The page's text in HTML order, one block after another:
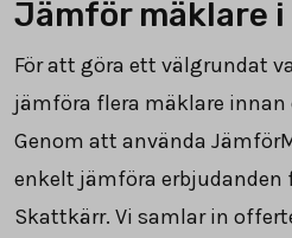
Jämför mäklare
För att göra ett välgrundat
jämföra flera mäklare innan
Genom att använda
enkelt jämföra erbjudanden
Skattkärr. Vi samlar in